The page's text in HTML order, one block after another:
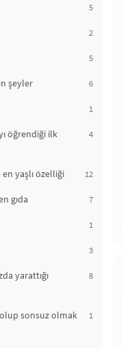
5
2
5
şeyler 6
1
öğrendiği ilk
4
yaşlı özelliği 12
gıda 7
1
3
yarattığı
8
sonsuz olmak
1